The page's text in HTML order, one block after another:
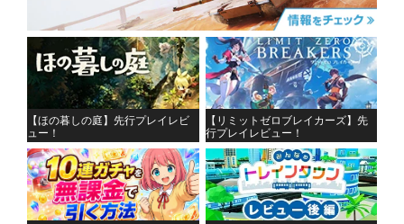
【ほの暮しの庭】先行プレイレビ
ュー！
【リミットゼロブレイカーズ】先
行プレイレビュー！